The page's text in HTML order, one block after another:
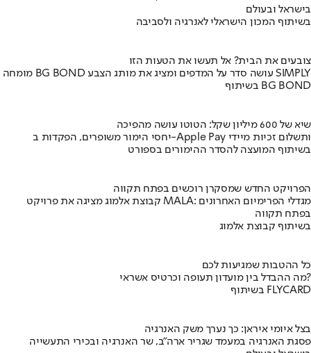
בישראל ובעולם
בשיתוף המכון הישראלי לאנרגיה ולסביבה
צובעים את הבית? אל תעשו את הטעות הזו
מומחה BG BOND עושה סדר על המדפים ומציג את מותג הצבע SIMPLY
בשיתוף BG BOND
שיא של 600 מיליון שקל: הטוטו עושה מהפיכה
יחסי הימור משופרים, הפקדות ב-Apple Pay ותשלום זכיות מיידי
בשיתוף המועצה להסדר ההימורים בספורט
הפרויקט החדש שמסקרן רוכשים בפתח תקווה
קבוצת אלמוג מציגה את פרויקט MALA: מגדלי הפרימיום האחרונים
בפתח תקווה
בשיתוף קבוצת אלמוג
כל ההטבות שמגיעות לכם
מה ההבדל בין מועדון תעופה וכרטיס אשראי?
בשיתוף FLYCARD
בצל איומי איראן: כך נערך משק האנרגיה
פסגת האנרגיה במעמד שגריר ארה"ב, שר האנרגיה ובכירי התעשייה